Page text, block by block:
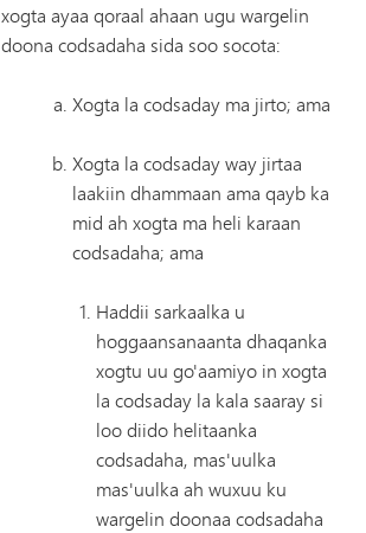
xogta ayaa qoraal ahaan ugu wargelin
doona codsadaha sida soo socota:
Xogta la codsaday ma jirto; ama
Xogta la codsaday way jirtaa
laakiin dhammaan ama qayb ka
mid ah xogta ma heli karaan
codsadaha; ama
Haddii sarkaalka u
hoggaansanaanta dhaqanka
xogtu uu go'aamiyo in xogta
la codsaday la kala saaray si
loo diido helitaanka
codsadaha, mas'uulka
mas'uulka ah wuxuu ku
wargelin doonaa codsadaha